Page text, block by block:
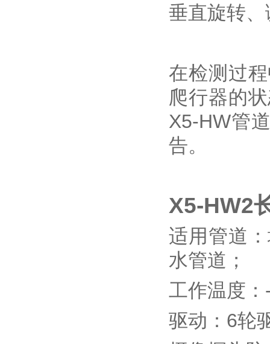
垂直旋转
在检测过
爬行器的
X5-HW管
告。
X5-HW2
适用管道
水管道；
工作温度
驱动：6轮